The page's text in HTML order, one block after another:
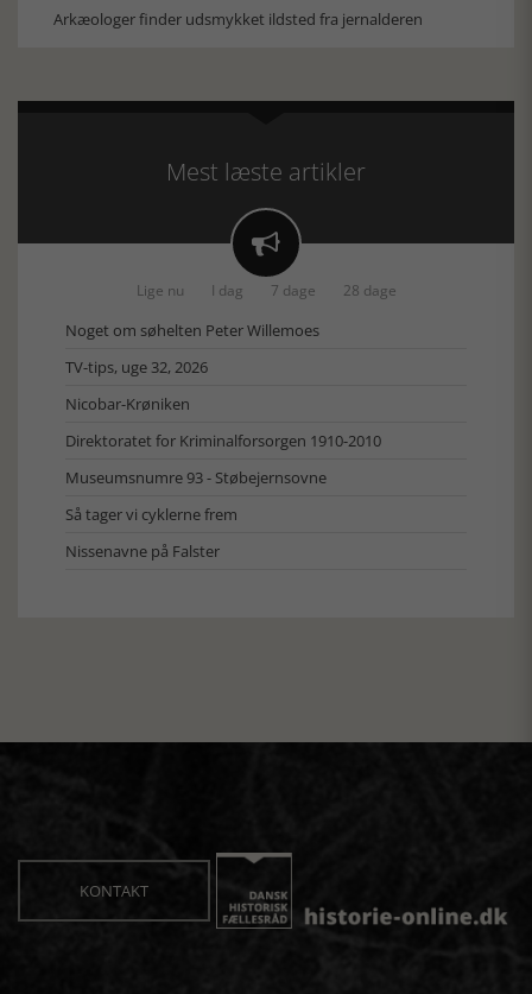
Arkæologer finder udsmykket ildsted fra jernalderen
Mest læste artikler

Lige nu I dag 7 dage 28 dage
Noget om søhelten Peter Willemoes
TV-tips, uge 32, 2026
Nicobar-Krøniken
Direktoratet for Kriminalforsorgen 1910-2010
Museumsnumre 93 - Støbejernsovne
Så tager vi cyklerne frem
Nissenavne på Falster
KONTAKT